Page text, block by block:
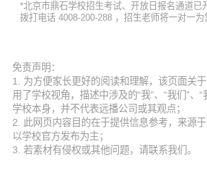
*北京市鼎石学校招生考试、开放日报名通道已
拨打电话 4008-200-288 ，招生老师将一对一为
免责声明：
1. 为方便家长更好的阅读和理解，该页面关
用了学校视角，描述中涉及的“我”、“我们”、
学校本身，并不代表远播公司或其观点；
2. 此网页内容目的在于提供信息参考，来源
以学校官方发布为主；
3. 若素材有侵权或其他问题，请联系我们。